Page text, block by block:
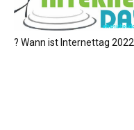
? Wann ist Internettag 2022